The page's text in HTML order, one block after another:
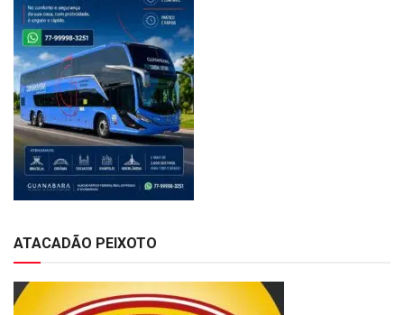
ATACADÃO PEIXOTO